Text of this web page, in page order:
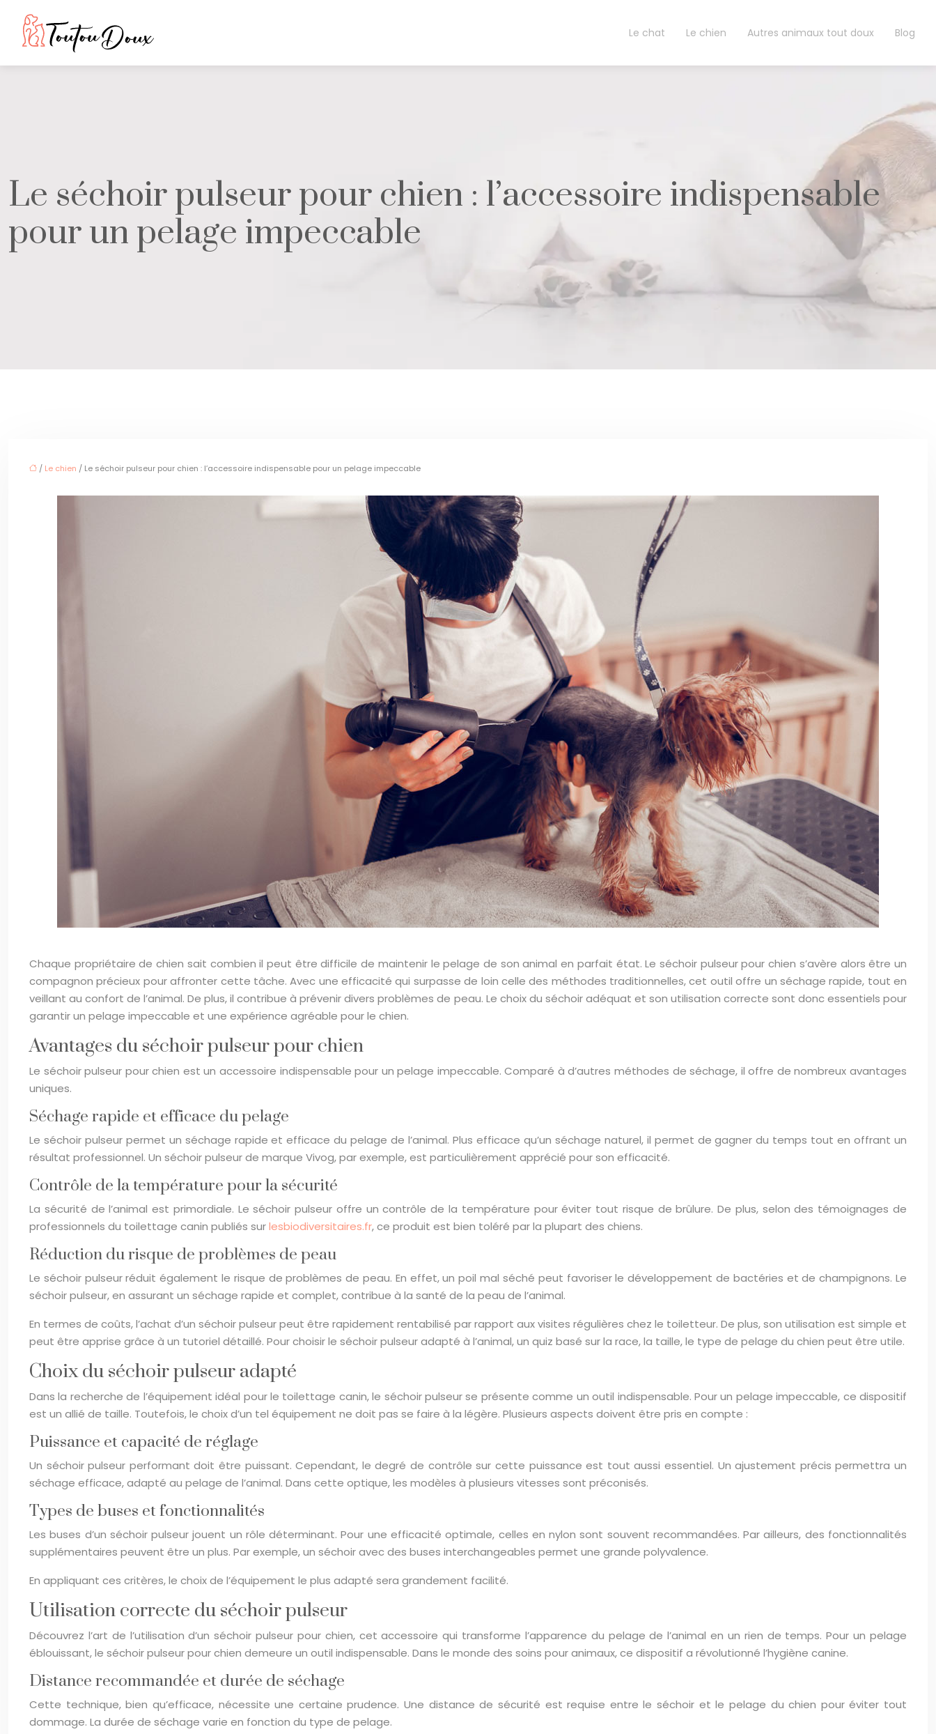
Le chat Le chien Autres animaux tout doux Blog
Le séchoir pulseur pour chien : l’accessoire indispensable
pour un pelage impeccable
/ Le chien / Le séchoir pulseur pour chien : l’accessoire indispensable pour un pelage impeccable
Chaque propriétaire de chien sait combien il peut être difficile de maintenir le pelage de son animal en parfait état. Le séchoir pulseur pour chien s’avère alors être un
compagnon précieux pour affronter cette tâche. Avec une efficacité qui surpasse de loin celle des méthodes traditionnelles, cet outil offre un séchage rapide, tout en
veillant au confort de l’animal. De plus, il contribue à prévenir divers problèmes de peau. Le choix du séchoir adéquat et son utilisation correcte sont donc essentiels pour
garantir un pelage impeccable et une expérience agréable pour le chien.
Avantages du séchoir pulseur pour chien
Le séchoir pulseur pour chien est un accessoire indispensable pour un pelage impeccable. Comparé à d’autres méthodes de séchage, il offre de nombreux avantages
uniques.
Séchage rapide et efficace du pelage
Le séchoir pulseur permet un séchage rapide et efficace du pelage de l’animal. Plus efficace qu’un séchage naturel, il permet de gagner du temps tout en offrant un
résultat professionnel. Un séchoir pulseur de marque Vivog, par exemple, est particulièrement apprécié pour son efficacité.
Contrôle de la température pour la sécurité
La sécurité de l’animal est primordiale. Le séchoir pulseur offre un contrôle de la température pour éviter tout risque de brûlure. De plus, selon des témoignages de
professionnels du toilettage canin publiés surlesbiodiversitaires.fr, ce produit est bien toléré par la plupart des chiens.
Réduction du risque de problèmes de peau
Le séchoir pulseur réduit également le risque de problèmes de peau. En effet, un poil mal séché peut favoriser le développement de bactéries et de champignons. Le
séchoir pulseur, en assurant un séchage rapide et complet, contribue à la santé de la peau de l’animal.
En termes de coûts, l’achat d’un séchoir pulseur peut être rapidement rentabilisé par rapport aux visites régulières chez le toiletteur. De plus, son utilisation est simple et
peut être apprise grâce à un tutoriel détaillé. Pour choisir le séchoir pulseur adapté à l’animal, un quiz basé sur la race, la taille, le type de pelage du chien peut être utile.
Choix du séchoir pulseur adapté
Dans la recherche de l’équipement idéal pour le toilettage canin, le séchoir pulseur se présente comme un outil indispensable. Pour un pelage impeccable, ce dispositif
est un allié de taille. Toutefois, le choix d’un tel équipement ne doit pas se faire à la légère. Plusieurs aspects doivent être pris en compte :
Puissance et capacité de réglage
Un séchoir pulseur performant doit être puissant. Cependant, le degré de contrôle sur cette puissance est tout aussi essentiel. Un ajustement précis permettra un
séchage efficace, adapté au pelage de l’animal. Dans cette optique, les modèles à plusieurs vitesses sont préconisés.
Types de buses et fonctionnalités
Les buses d’un séchoir pulseur jouent un rôle déterminant. Pour une efficacité optimale, celles en nylon sont souvent recommandées. Par ailleurs, des fonctionnalités
supplémentaires peuvent être un plus. Par exemple, un séchoir avec des buses interchangeables permet une grande polyvalence.
En appliquant ces critères, le choix de l’équipement le plus adapté sera grandement facilité.
Utilisation correcte du séchoir pulseur
Découvrez l’art de l’utilisation d’un séchoir pulseur pour chien, cet accessoire qui transforme l’apparence du pelage de l’animal en un rien de temps. Pour un pelage
éblouissant, le séchoir pulseur pour chien demeure un outil indispensable. Dans le monde des soins pour animaux, ce dispositif a révolutionné l’hygiène canine.
Distance recommandée et durée de séchage
Cette technique, bien qu’efficace, nécessite une certaine prudence. Une distance de sécurité est requise entre le séchoir et le pelage du chien pour éviter tout
dommage. La durée de séchage varie en fonction du type de pelage.